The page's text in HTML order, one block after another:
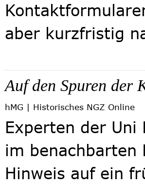
aber kurzfristig
Auf den Spuren der
hMG | Historisches NGZ Online
Experten der Uni
im benachbarten
Hinweis auf ein